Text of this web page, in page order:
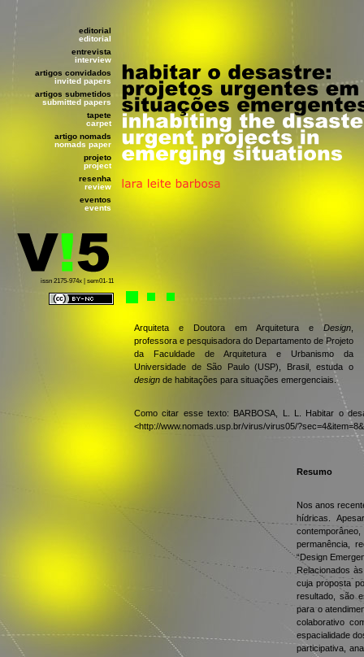
editorial
editorial
entrevista
interview
artigos convidados
invited papers
artigos submetidos
submitted papers
tapete
carpet
artigo nomads
nomads paper
projeto
project
resenha
review
eventos
events
issn 2175-974x | sem01-11
Arquiteta e Doutora em Arquitetura eDesign
professora e pesquisadora do Departamento de Projeto
da Faculdade de Arquitetura e Urbanismo da
Universidade de São Paulo (USP), Brasil, estuda o
design de habitações para situações emergenciais.
Como citar esse texto: BARBOSA, L. L. Habitar o
<http://www.nomads.usp.br/virus/virus05/
Resumo
Nos anos
hídricas.
permanência,
“Design
Relacionados
cuja proposta
resultado, são
para o
colaborativo
espacialidade
participativa,